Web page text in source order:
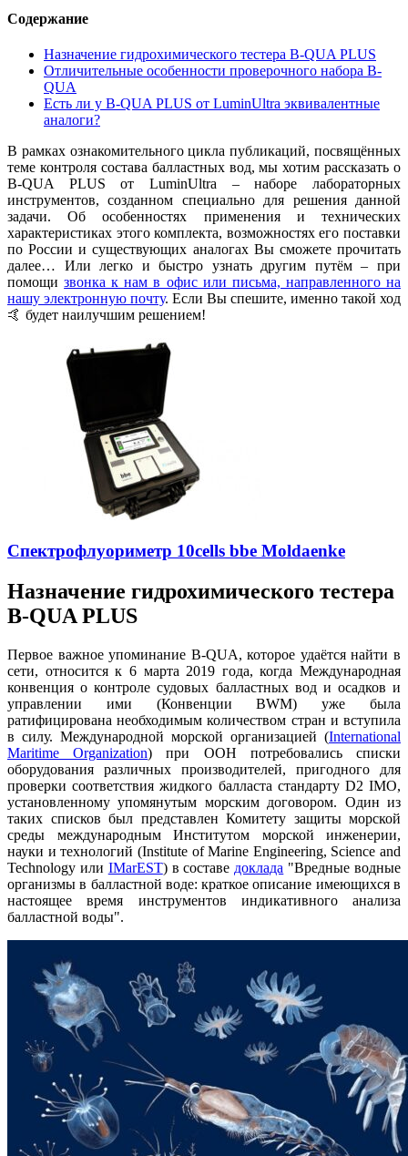
Содержание
Назначение гидрохимического тестера B-QUA PLUS
Отличительные особенности проверочного набора B-
QUA
Есть ли у B-QUA PLUS от LuminUltra эквивалентные
аналоги?
В рамках ознакомительного цикла публикаций, посвящённых
теме контроля состава балластных вод, мы хотим рассказать о
B-QUA PLUS от LuminUltra – наборе лабораторных
инструментов, созданном специально для решения данной
задачи. Об особенностях применения и технических
характеристиках этого комплекта, возможностях его поставки
по России и существующих аналогах Вы сможете прочитать
далее… Или легко и быстро узнать другим путём – при
помощизвонка к нам в офис или письма, направленного на
нашу электронную почту. Если Вы спешите, именно такой ход
🤙 будет наилучшим решением!
Спектрофлуориметр 10cells bbe Moldaenke
Назначение гидрохимического тестера
B-QUA PLUS
Первое важное упоминание B-QUA, которое удаётся найти в
сети, относится к 6 марта 2019 года, когда Международная
конвенция о контроле судовых балластных вод и осадков и
управлении ими (Конвенции BWM) уже была
ратифицирована необходимым количеством стран и вступила
в силу. Международной морской организацией (International
Maritime Organization) при ООН потребовались списки
оборудования различных производителей, пригодного для
проверки соответствия жидкого балласта стандарту D2 IMO,
установленному упомянутым морским договором. Один из
таких списков был представлен Комитету защиты морской
среды международным Институтом морской инженерии,
науки и технологий (Institute of Marine Engineering, Science and
Technology или IMarEST) в составе доклада "Вредные водные
организмы в балластной воде: краткое описание имеющихся в
настоящее время инструментов индикативного анализа
балластной воды".